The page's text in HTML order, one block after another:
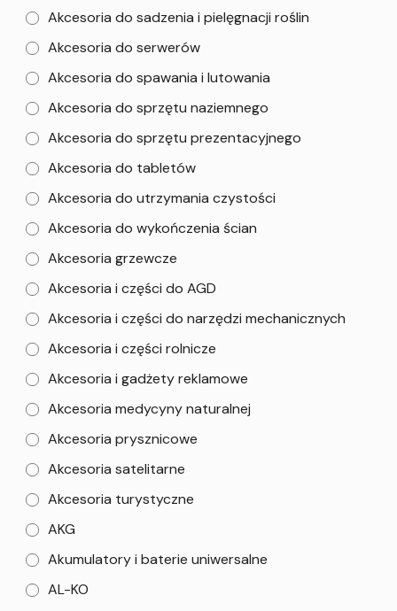
Akcesoria do sadzenia i pielęgnacji roślin
Akcesoria do serwerów
Akcesoria do spawania i lutowania
Akcesoria do sprzętu naziemnego
Akcesoria do sprzętu prezentacyjnego
Akcesoria do tabletów
Akcesoria do utrzymania czystości
Akcesoria do wykończenia ścian
Akcesoria grzewcze
Akcesoria i części do AGD
Akcesoria i części do narzędzi mechanicznych
Akcesoria i części rolnicze
Akcesoria i gadżety reklamowe
Akcesoria medycyny naturalnej
Akcesoria prysznicowe
Akcesoria satelitarne
Akcesoria turystyczne
AKG
Akumulatory i baterie uniwersalne
AL-KO